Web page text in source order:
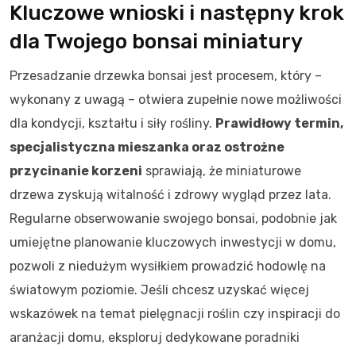
Kluczowe wnioski i następny krok
dla Twojego bonsai miniatury
Przesadzanie drzewka bonsai jest procesem, który –
wykonany z uwagą – otwiera zupełnie nowe możliwości
dla kondycji, kształtu i siły rośliny. Prawidłowy termin,
specjalistyczna mieszanka oraz ostrożne
przycinanie korzeni sprawiają, że miniaturowe
drzewa zyskują witalność i zdrowy wygląd przez lata.
Regularne obserwowanie swojego bonsai, podobnie jak
umiejętne planowanie kluczowych inwestycji w domu,
pozwoli z niedużym wysiłkiem prowadzić hodowlę na
światowym poziomie. Jeśli chcesz uzyskać więcej
wskazówek na temat pielęgnacji roślin czy inspiracji do
aranżacji domu, eksploruj dedykowane poradniki